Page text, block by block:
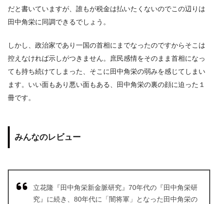
だと書いていますが、誰もが税金は払いたくないのでこの辺りは
田中角栄に同調できるでしょう。
しかし、政治家であり一国の首相にまでなったのですからそこは
控えなければ示しがつきません。庶民感情をそのまま首相になっ
ても持ち続けてしまった、そこに田中角栄の弱みを感じてしまい
ます。いい面もあり悪い面もある、田中角栄の裏の顔に迫った１
冊です。
みんなのレビュー
立花隆『田中角栄新金脈研究』70年代の『田中角栄研
究』に続き、80年代に「闇将軍」となった田中角栄の